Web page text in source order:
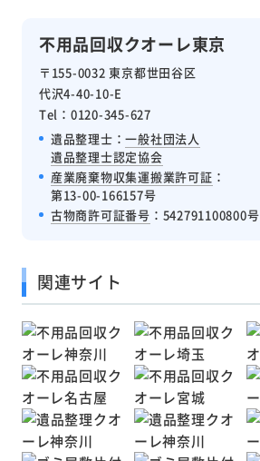
不用品回収クオーレ東京
〒155-0032 東京都世田谷区
代沢4-40-10-E
Tel：0120-345-627
遺品整理士：一般社団法人
遺品整理士認定協会
産業廃棄物収集運搬業許可証 ：
第13-00-166157号
古物商許可証番号 ：542791100800号
関連サイト